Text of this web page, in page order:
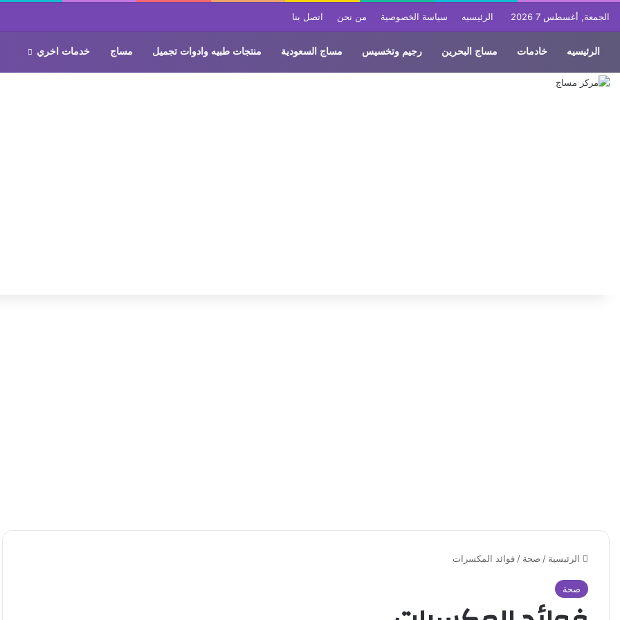
الجمعة, أغسطس 7 2026 الرئيسيه سياسة الخصوصية من نحن اتصل بنا
الرئيسيه خادمات مساج البحرين رجيم وتخسيس مساج السعودية منتجات طبيه وادوات تجميل مساج خدمات اخري
الرئيسية / صحة / فوائد المكسرات
صحة